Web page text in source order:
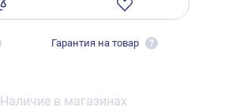
Гарантия на товар ?
Наличие в магазинах